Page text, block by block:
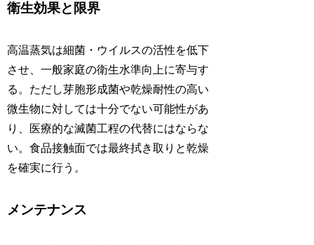
衛生効果と限界
高温蒸気は細菌・ウイルスの活性を低下
させ、一般家庭の衛生水準向上に寄与す
る。ただし芽胞形成菌や乾燥耐性の高い
微生物に対しては十分でない可能性があ
り、医療的な滅菌工程の代替にはならな
い。食品接触面では最終拭き取りと乾燥
を確実に行う。
メンテナンス